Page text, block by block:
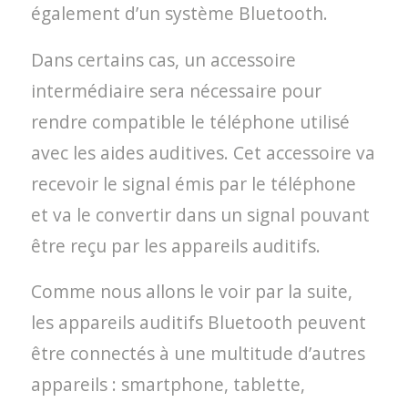
également d’un système Bluetooth.
Dans certains cas, un accessoire
intermédiaire sera nécessaire pour
rendre compatible le téléphone utilisé
avec les aides auditives. Cet accessoire va
recevoir le signal émis par le téléphone
et va le convertir dans un signal pouvant
être reçu par les appareils auditifs.
Comme nous allons le voir par la suite,
les appareils auditifs Bluetooth peuvent
être connectés à une multitude d’autres
appareils : smartphone, tablette,